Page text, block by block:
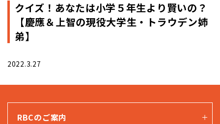
クイズ！あなたは小学５年生より賢いの？
【慶應＆上智の現役大学生・トラウデン姉
弟】
2022.3.27
RBCのご案内